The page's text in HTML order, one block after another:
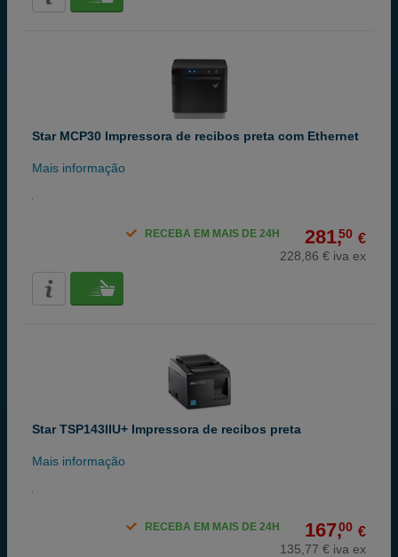
Star MCP30 Impressora de recibos preta com Ethernet
Mais informação
281,50 €
228,86 € iva ex
RECEBA EM MAIS DE 24H
Star TSP143IIU+ Impressora de recibos preta
Mais informação
167,00 €
135,77 € iva ex
RECEBA EM MAIS DE 24H